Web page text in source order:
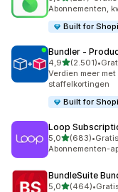
227 recensies in
Abonnementen,
Built for
Bundler ‑
4,9van 5 sterren
(2.501)
2501 recensies
•
Verdien meer
staffelkortingen
Built for
Loop
5,0van 5 sterren
(683)
683 recensies in
•
Abonnementen-
BundleSuite
5,0van 5 sterren
(464)•